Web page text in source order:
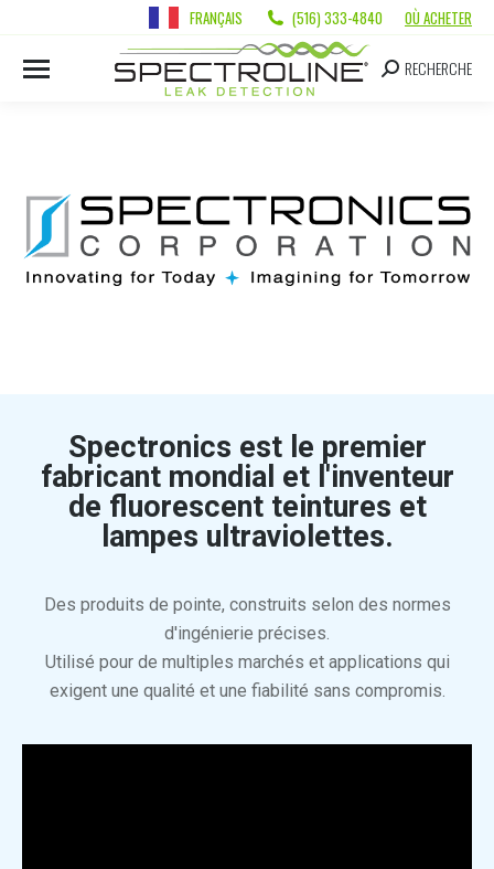
FRANÇAIS (516) 333-4840 OÙ ACHETER
RECHERCHE
Spectronics est le premier
fabricant mondial et l'inventeur
de fluorescentteintures et
lampes ultraviolettes.
Des produits de pointe, construits selon des normes
d'ingénierie précises.
Utilisé pour de multiples marchés et applications qui
exigent une qualité et une fiabilité sans compromis.